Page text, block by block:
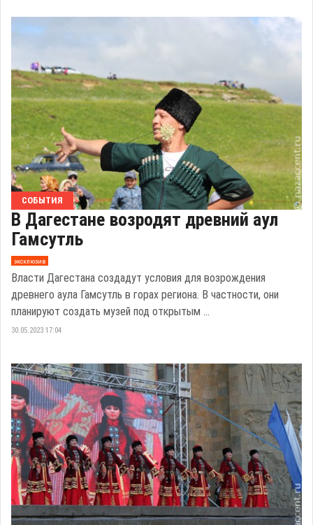
СОБЫТИЯ
В Дагестане возродят древний аул
Гамсутль
эксклюзив
Власти Дагестана создадут условия для возрождения
древнего аула Гамсутль в горах региона. В частности, они
планируют создать музей под открытым ...
30.05.2023 17:04